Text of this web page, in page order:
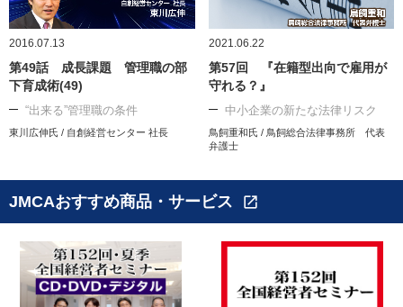
2016.07.13
第49話 成長課題 管理職の部
下育成術(49)
“出来る”管理職の条件
東川広伸氏 / 自創経営センター 社長
2021.06.22
第57回 『在籍型出向で雇用が
守れる？』
中小企業の新たな法律リスク
鳥飼重和氏 / 鳥飼総合法律事務所 代表
弁護士
JMCAおすすめ商品・サービス open_in_new